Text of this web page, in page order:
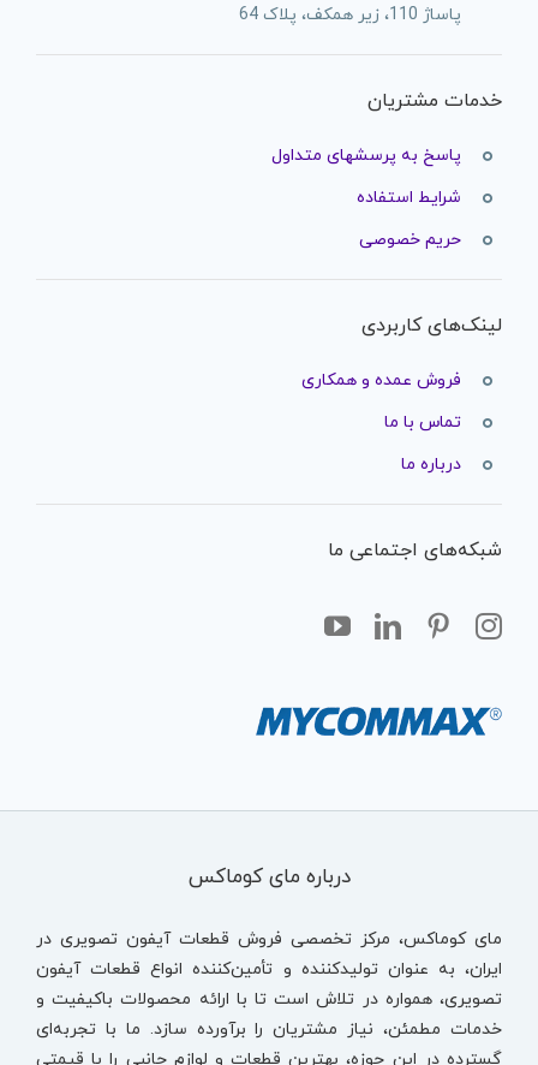
پاساژ 110، زیر همکف، پلاک 64
خدمات مشتریان
پاسخ به پرسشهای متداول
شرایط استفاده
حریم خصوصی
لینک‌های کاربردی
فروش عمده و همکاری
تماس با ما
درباره ما
شبکه‌های اجتماعی ما
درباره مای کوماکس
مای کوماکس، مرکز تخصصی فروش قطعات آیفون تصویری در
ایران، به عنوان تولیدکننده و تأمین‌کننده انواع قطعات آیفون
تصویری، همواره در تلاش است تا با ارائه محصولات باکیفیت و
خدمات مطمئن، نیاز مشتریان را برآورده سازد. ما با تجربه‌ای
گسترده در این حوزه، بهترین قطعات و لوازم جانبی را با قیمتی